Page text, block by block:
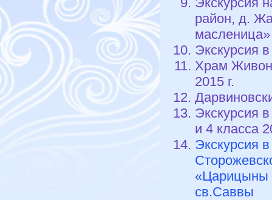
район, д.
Экскурсия
Храм
2015 г.
Экскурсия
и 4 класса
Экскурсия
«Царицыны
св.Саввы